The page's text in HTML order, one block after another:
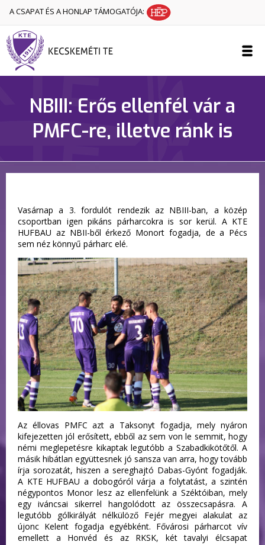
A CSAPAT ÉS A HONLAP TÁMOGATÓJA:
NBIII: Erős ellenfél vár a
PMFC-re, illetve ránk is
Vasárnap a 3. fordulót rendezik az NBIII-ban, a közép
csoportban igen pikáns párharcokra is sor kerül. A KTE
HUFBAU az NBII-ből érkező Monort fogadja, de a Pécs
sem néz könnyű párharc elé.
Az éllovas PMFC azt a Taksonyt fogadja, mely nyáron
kifejezetten jól erősített, ebből az sem von le semmit, hogy
némi meglepetésre kikaptak legutóbb a Szabadkikötőtől. A
másik hibátlan együttesnek jó sansza van arra, hogy tovább
írja sorozatát, hiszen a sereghajtó Dabas-Gyónt fogadják.
A KTE HUFBAU a dobogóról várja a folytatást, a szintén
négypontos Monor lesz az ellenfelünk a Széktóiban, mely
egy iváncsai sikerrel hangolódott az összecsapásra. A
legutóbb gólkirályát nélkülöző Fejér megyei alakulat az
újonc Kelent fogadja egyébként. Fővárosi párharcot vív
emellett a Honvéd és az RKSK, két tavalyi élcsapat